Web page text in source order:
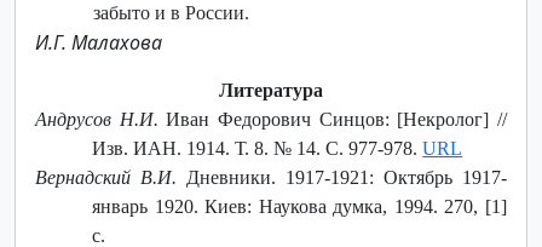
забыто и в России.
И.Г. Малахова
Литература
Андрусов Н.И. Иван Федорович Синцов: [Некролог] //
Изв. ИАН. 1914. Т. 8. № 14. С. 977-978.URL
Вернадский В.И. Дневники. 1917-1921: Октябрь 1917-
январь 1920. Киев: Наукова думка, 1994. 270, [1]
с.